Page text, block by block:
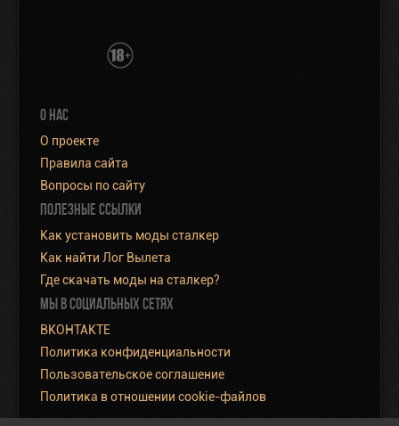
О НАС
О проекте
Правила сайта
Вопросы по сайту
ПОЛЕЗНЫЕ ССЫЛКИ
Как установить моды сталкер
Как найти Лог Вылета
Где скачать моды на сталкер?
МЫ В СОЦИАЛЬНЫХ СЕТЯХ
ВКОНТАКТЕ
Политика конфиденциальности
Пользовательское соглашение
Политика в отношении cookie-файлов